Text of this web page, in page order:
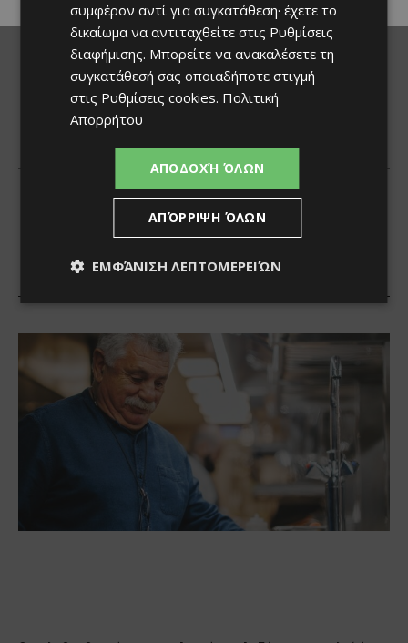
συμφέρον αντί για συγκατάθεση· έχετε το
δικαίωμα να αντιταχθείτε στις Ρυθμίσεις
διαφήμισης. Μπορείτε να ανακαλέσετε τη
συγκατάθεσή σας οποιαδήποτε στιγμή
στις Ρυθμίσεις cookies. Πολιτική
Απορρήτου
ΑΠΟΔΟΧΉ ΌΛΩΝ
ΑΠΌΡΡΙΨΗ ΌΛΩΝ
ΕΜΦΆΝΙΣΗ ΛΕΠΤΟΜΕΡΕΙΏΝ